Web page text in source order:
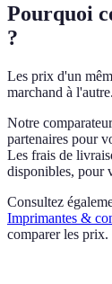
Pourquoi
?
Les prix d'un
marchand à l'autre.
Notre
partenaires pour
Les frais de
disponibles, pour
Consultez
Imprimantes &
comparer les prix.